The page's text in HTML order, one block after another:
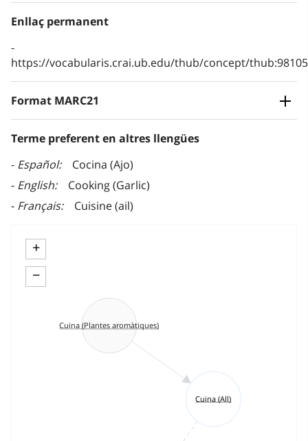
Enllaç permanent
https://vocabularis.crai.ub.edu/thub/concept/
Format MARC21
Terme preferent en altres llengües
Español
Cocina (Ajo)
English
Cooking (Garlic)
Français
Cuisine (ail)
+
−
Cuina (All)
Cuina (Plantes aromàtiques)